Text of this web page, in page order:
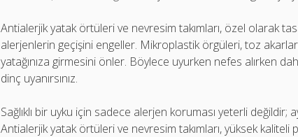
Antialerjik yatak örtüleri ve nevresim takımları, özel olarak
alerjenlerin geçişini engeller. Mikroplastik örgüleri, toz
yatağınıza girmesini önler. Böylece uyurken nefes alırken
dinç uyanırsınız.
Sağlıklı bir uyku için sadece alerjen koruması yeterli
Antialerjik yatak örtüleri ve nevresim takımları, yüksek